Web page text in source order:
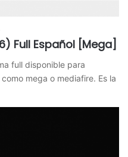
Full Español [Mega]
full disponible para
mega o mediafire. Es la